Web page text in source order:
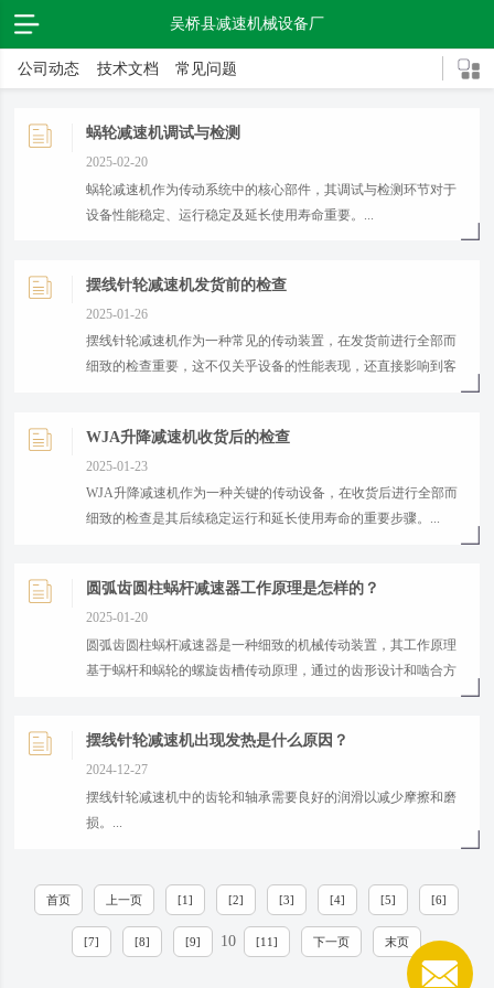
吴桥县减速机械设备厂
公司动态 技术文档 常见问题
蜗轮减速机调试与检测
2025-02-20
​蜗轮减速机作为传动系统中的核心部件，其调试与检测环节对于
设备性能稳定、运行稳定及延长使用寿命重要。...
摆线针轮减速机发货前的检查
2025-01-26
​摆线针轮减速机作为一种常见的传动装置，在发货前进行全部而
细致的检查重要，这不仅关乎设备的性能表现，还直接影响到客
WJA升降减速机收货后的检查
2025-01-23
​WJA升降减速机作为一种关键的传动设备，在收货后进行全部而
细致的检查是其后续稳定运行和延长使用寿命的重要步骤。...
圆弧齿圆柱蜗杆减速器工作原理是怎样的？
2025-01-20
​圆弧齿圆柱蜗杆减速器是一种细致的机械传动装置，其工作原理
基于蜗杆和蜗轮的螺旋齿槽传动原理，通过的齿形设计和啮合方
摆线针轮减速机出现发热是什么原因？
2024-12-27
摆线针轮减速机中的齿轮和轴承需要良好的润滑以减少摩擦和磨
损。...
首页 上一页 [1] [2] [3] [4] [5] [6]
[7] [8] [9] 10 [11] 下一页 末页